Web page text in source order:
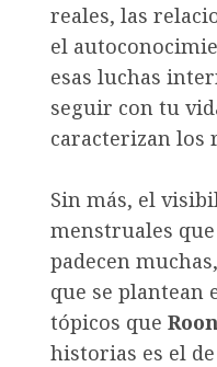
reales, las
el
esas luchas
seguir con tu
caracterizan los
Sin más, el
menstruales
padecen
que se plantean
tópicos que
historias es el